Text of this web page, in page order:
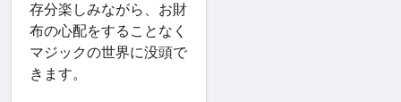
存分楽しみながら、お財
布の心配をすることなく
マジックの世界に没頭で
きます。